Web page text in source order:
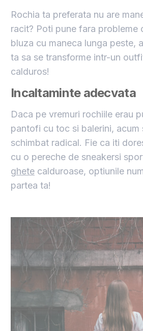
Rochia ta preferata nu are
racit? Poti pune fara probleme
bluza cu maneca lunga peste,
ta sa se transforme intr-un
calduros!
Incaltaminte adecvata
Daca pe vremuri rochiile erau
pantofi cu toc si balerini, acum
schimbat radical. Fie ca iti
cu o pereche de sneakersi
ghete calduroase, optiunile
partea ta!